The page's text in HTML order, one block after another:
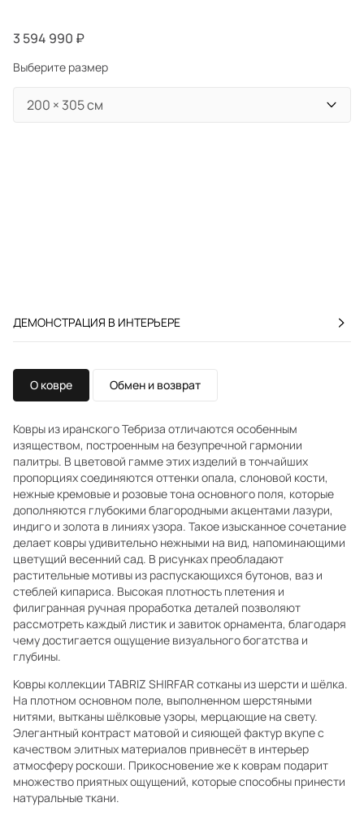
3 594 990 ₽
Выберите размер
ДЕМОНСТРАЦИЯ В ИНТЕРЬЕРЕ
О ковре Обмен и возврат
Ковры из иранского Тебриза отличаются особенным
изяществом, построенным на безупречной гармонии
палитры. В цветовой гамме этих изделий в тончайших
пропорциях соединяются оттенки опала, слоновой кости,
нежные кремовые и розовые тона основного поля, которые
дополняются глубокими благородными акцентами лазури,
индиго и золота в линиях узора. Такое изысканное сочетание
делает ковры удивительно нежными на вид, напоминающими
цветущий весенний сад. В рисунках преобладают
растительные мотивы из распускающихся бутонов, ваз и
стеблей кипариса. Высокая плотность плетения и
филигранная ручная проработка деталей позволяют
рассмотреть каждый листик и завиток орнамента, благодаря
чему достигается ощущение визуального богатства и
глубины.
Ковры коллекции TABRIZ SHIRFAR сотканы из шерсти и шёлка.
На плотном основном поле, выполненном шерстяными
нитями, вытканы шёлковые узоры, мерцающие на свету.
Элегантный контраст матовой и сияющей фактур вкупе с
качеством элитных материалов привнесёт в интерьер
атмосферу роскоши. Прикосновение же к коврам подарит
множество приятных ощущений, которые способны принести
натуральные ткани.